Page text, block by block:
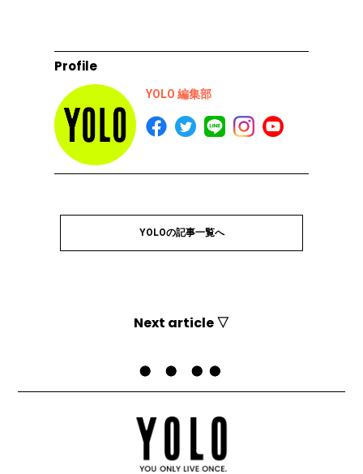
Profile
YOLO 編集部
YOLOの記事一覧へ
Next article ▽